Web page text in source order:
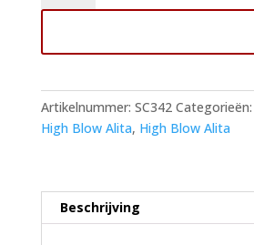
Alita
60
aantal
Artikelnummer: SC342 Categorieën:
High Blow Alita, High Blow Alita
Beschrijving